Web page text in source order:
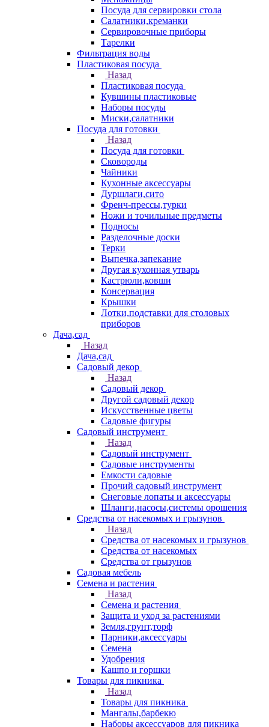
Посуда для сервировки стола
Салатники,креманки
Сервировочные приборы
Тарелки
Фильтрация воды
Пластиковая посуда
Назад
Пластиковая посуда
Кувшины пластиковые
Наборы посуды
Миски,салатники
Посуда для готовки
Назад
Посуда для готовки
Сковороды
Чайники
Кухонные аксессуары
Дуршлаги,сито
Френч-прессы,турки
Ножи и точильные предметы
Подносы
Разделочные доски
Терки
Выпечка,запекание
Другая кухонная утварь
Кастрюли,ковши
Консервация
Крышки
Лотки,подставки для столовых
приборов
Дача,сад
Назад
Дача,сад
Садовый декор
Назад
Садовый декор
Другой садовый декор
Искусственные цветы
Садовые фигуры
Садовый инструмент
Назад
Садовый инструмент
Садовые инструменты
Емкости садовые
Прочий садовый инструмент
Снеговые лопаты и аксессуары
Шланги,насосы,системы орошения
Средства от насекомых и грызунов
Назад
Средства от насекомых и грызунов
Средства от насекомых
Средства от грызунов
Садовая мебель
Семена и растения
Назад
Семена и растения
Защита и уход за растениями
Земля,грунт,торф
Парники,аксессуары
Семена
Удобрения
Кашпо и горшки
Товары для пикника
Назад
Товары для пикника
Мангалы,барбекю
Наборы аксессуаров для пикника